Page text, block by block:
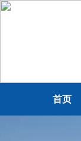
首页